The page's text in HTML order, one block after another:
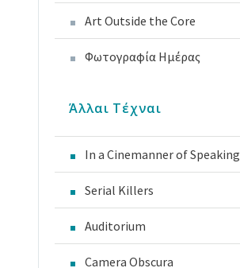
Art Outside the Core
Φωτογραφία Ημέρας
Άλλαι Τέχναι
In a Cinemanner of Speaking
Serial Killers
Auditorium
Camera Obscura